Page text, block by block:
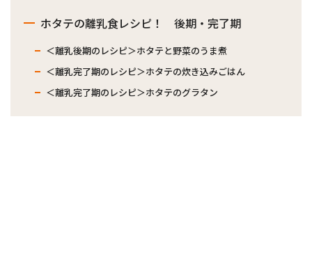
ホタテの離乳食レシピ！ 後期・完了期
＜離乳後期のレシピ＞ホタテと野菜のうま煮
＜離乳完了期のレシピ＞ホタテの炊き込みごはん
＜離乳完了期のレシピ＞ホタテのグラタン